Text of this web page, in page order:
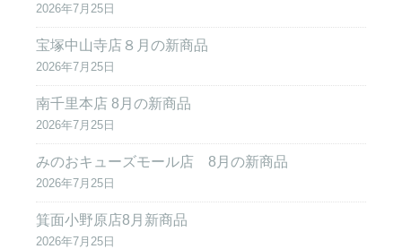
2026年7月25日
宝塚中山寺店８月の新商品
2026年7月25日
南千里本店 8月の新商品
2026年7月25日
みのおキューズモール店 8月の新商品
2026年7月25日
箕面小野原店8月新商品
2026年7月25日